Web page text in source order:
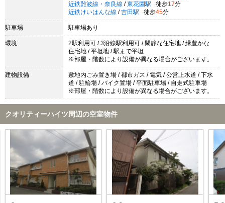
近鉄難波線・奈良線 / 東花園駅 徒歩17分
近鉄けいはんな線 / 吉田駅 徒歩45分
駐車場 駐車場あり
環境
2駅利用可 / 3沿線駅利用可 / 閑静な住宅地 / 緑豊かな
住宅地 / 平坦地 / 駅まで平坦
※部屋・階数により設備が異なる場合がございます。
建物設備
敷地内ごみ置き場 / 都市ガス / 電気 / 公営上水道 / 下水
道 / 駐輪場 / バイク置場 / 平面駐車場 / 自走式駐車場
※部屋・階数により設備が異なる場合がございます。
クオリティーハイツ周辺の空室物件